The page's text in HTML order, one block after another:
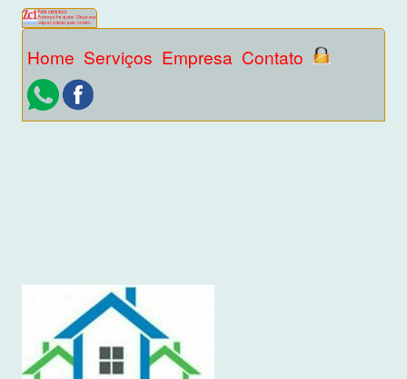
Home Serviços Empresa Contato